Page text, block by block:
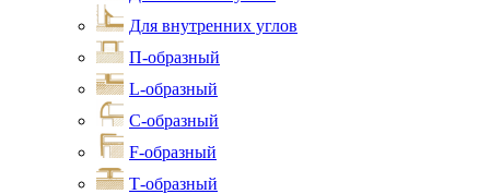
Для внутренних углов
П-образный
L-образный
С-образный
F-образный
Т-образный